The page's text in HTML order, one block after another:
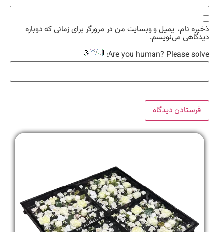
نام، ایمیل و وبسایت من در مرورگر برای زمانی که دوباره
می‌نویسم.
Are you human? Please